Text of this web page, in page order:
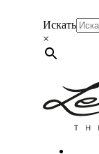
Искать
×